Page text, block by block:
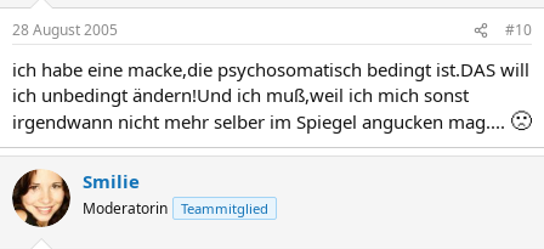
28 August 2005 #10
ich habe eine macke,die psychosomatisch bedingt ist.DAS will
ich unbedingt ändern!Und ich muß,weil ich mich sonst
irgendwann nicht mehr selber im Spiegel angucken mag.... 🙁
Smilie
Moderatorin Teammitglied